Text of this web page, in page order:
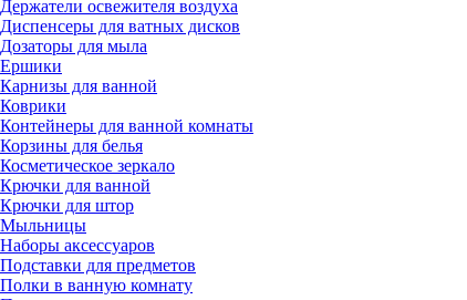
Держатели освежителя воздуха
Диспенсеры для ватных дисков
Дозаторы для мыла
Ершики
Карнизы для ванной
Коврики
Контейнеры для ванной комнаты
Корзины для белья
Косметическое зеркало
Крючки для ванной
Крючки для штор
Мыльницы
Наборы аксессуаров
Подставки для предметов
Полки в ванную комнату